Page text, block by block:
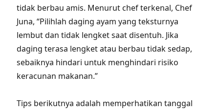
tidak berbau amis. Menurut chef terkenal, Chef
Juna, “Pilihlah daging ayam yang teksturnya
lembut dan tidak lengket saat disentuh. Jika
daging terasa lengket atau berbau tidak sedap,
sebaiknya hindari untuk menghindari risiko
keracunan makanan.”
Tips berikutnya adalah memperhatikan tanggal